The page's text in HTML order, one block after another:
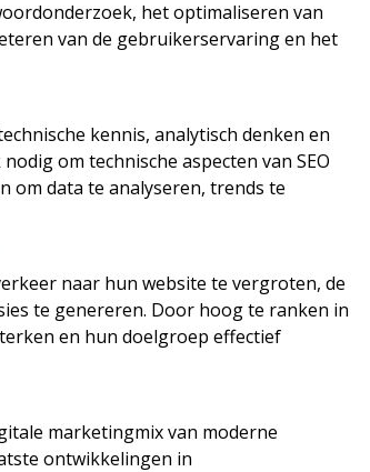
het optimaliseren van
van de gebruikerservaring en het
kennis, analytisch denken en
om technische aspecten van SEO
om data te analyseren, trends te
naar hun website te vergroten, de
te genereren. Door hoog te ranken in
en hun doelgroep effectief
marketingmix van moderne
ontwikkelingen in